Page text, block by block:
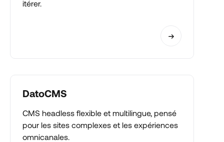
itérer.
DatoCMS
CMS headless flexible et multilingue, pensé
pour les sites complexes et les expériences
omnicanales.